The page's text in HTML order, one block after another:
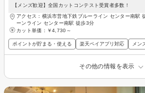
【メンズ歓迎】全国カットコンテスト受賞者多数！
アクセス：横浜市営地下鉄ブルーライン センター南駅
ーンライン センター南駅 徒歩3分
カット単価： ￥4,730～
ポイントが貯まる・使える 楽天ペイアプリ対応 メン
その他の情報を表示